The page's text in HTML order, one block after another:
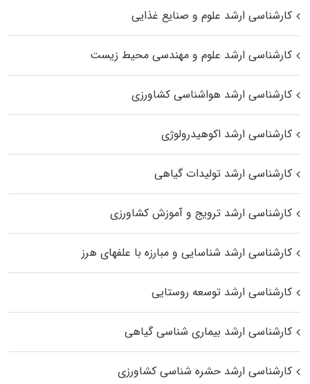
کارشناسی ارشد علوم و صنایع غذایی
کارشناسی ارشد علوم و مهندسی محیط زیست
کارشناسی ارشد هواشناسی کشاورزی
کارشناسی ارشد اکوهیدرولوژی
کارشناسی ارشد تولیدات گیاهی
کارشناسی ارشد ترویج و آموزش کشاورزی
کارشناسی ارشد شناسایی و مبارزه با علفهای هرز
کارشناسی ارشد توسعه روستایی
کارشناسی ارشد بیماری‌ شناسی گیاهی
کارشناسی ارشد حشره‌ شناسی کشاورزی